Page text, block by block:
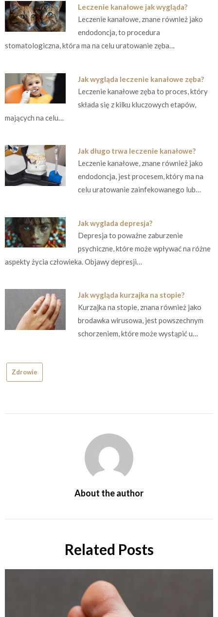
Leczenie kanałowe jak wygląda?
Leczenie kanałowe, znane również jako
endodoncja, to procedura
stomatologiczna, która ma na celu uratowanie zęba…
Jak wygląda leczenie kanałowe zęba?
Leczenie kanałowe zęba to proces, który
składa się z kilku kluczowych etapów,
mających na celu…
Jak długo trwa leczenie kanałowe?
Leczenie kanałowe, znane również jako
endodoncja, jest procesem, który ma na
celu uratowanie zainfekowanego lub…
Jak wyglada depresja?
Depresja to poważne zaburzenie
psychiczne, które może wpływać na różne
aspekty życia człowieka. Objawy depresji…
Jak wygląda kurzajka na stopie?
Kurzajka na stopie, znana również jako
brodawka wirusowa, jest powszechnym
schorzeniem, które może wystąpić u…
Zdrowie
About the author
Related Posts